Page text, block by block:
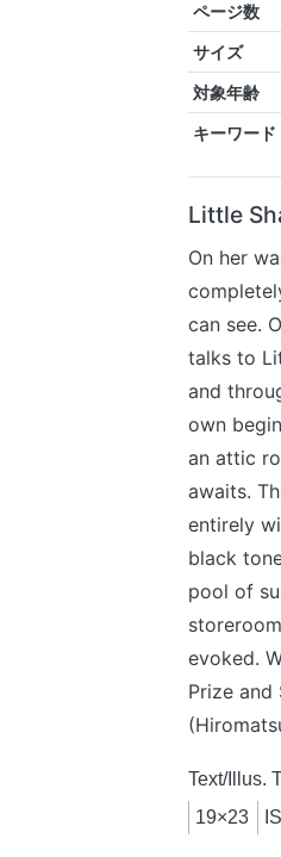
ページ数
サイズ
対象年齢
キーワード
Little
On her
can see.
talks to
and
own
an attic
awaits.
entirely
black
pool of
evoked.
Prize and
Text/Illus.
19×23